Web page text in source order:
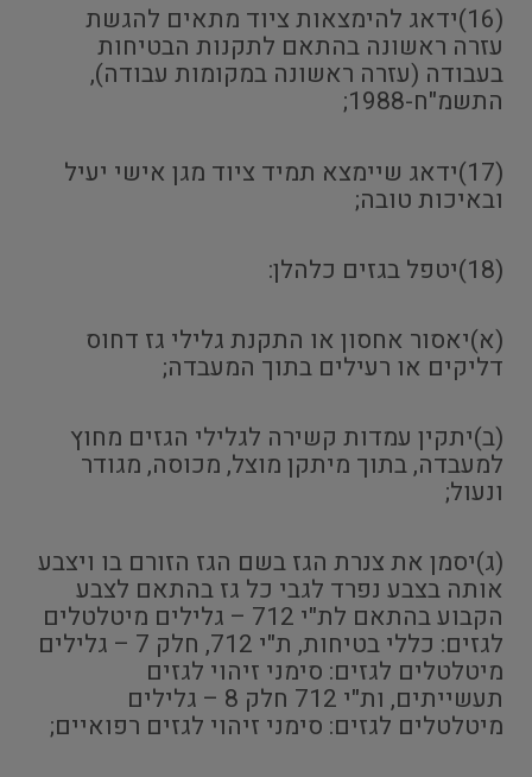
(16)ידאג להימצאות ציוד מתאים להגשת
עזרה ראשונה בהתאם לתקנות הבטיחות
בעבודה (עזרה ראשונה במקומות עבודה),
התשמ"ח-1988;
(17)ידאג שיימצא תמיד ציוד מגן אישי יעיל
ובאיכות טובה;
(18)יטפל בגזים כלהלן:
(א)יאסור אחסון או התקנת גלילי גז דחוס
דליקים או רעילים בתוך המעבדה;
(ב)יתקין עמדות קשירה לגלילי הגזים מחוץ
למעבדה, בתוך מיתקן מוצל, מכוסה, מגודר
ונעול;
(ג)יסמן את צנרת הגז בשם הגז הזורם בו ויצבע
אותה בצבע נפרד לגבי כל גז בהתאם לצבע
הקבוע בהתאם לת"י 712 – גלילים מיטלטלים
לגזים: כללי בטיחות, ת"י 712, חלק 7 – גלילים
מיטלטלים לגזים: סימני זיהוי לגזים
תעשייתים, ות"י 712 חלק 8 – גלילים
מיטלטלים לגזים: סימני זיהוי לגזים רפואיים;